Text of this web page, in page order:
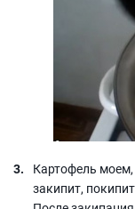
Картофель
закипит,